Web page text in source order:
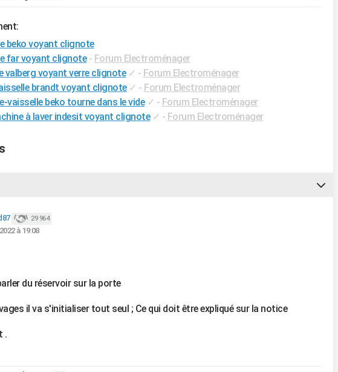
beko voyant clignote
far voyant clignote - Forum Electroménager
valberg voyant verre clignote ✓ - Forum Electroménager
brandt voyant clignote ✓ - Forum Electroménager
vaisselle beko tourne dans le vide ✓ - Forum Electroménager
à laver indesit voyant clignote ✓ - Forum Electroménager
29 964
à 19:08
du réservoir sur la porte
il va s'initialiser tout seul ; Ce qui doit être expliqué sur la notice
.